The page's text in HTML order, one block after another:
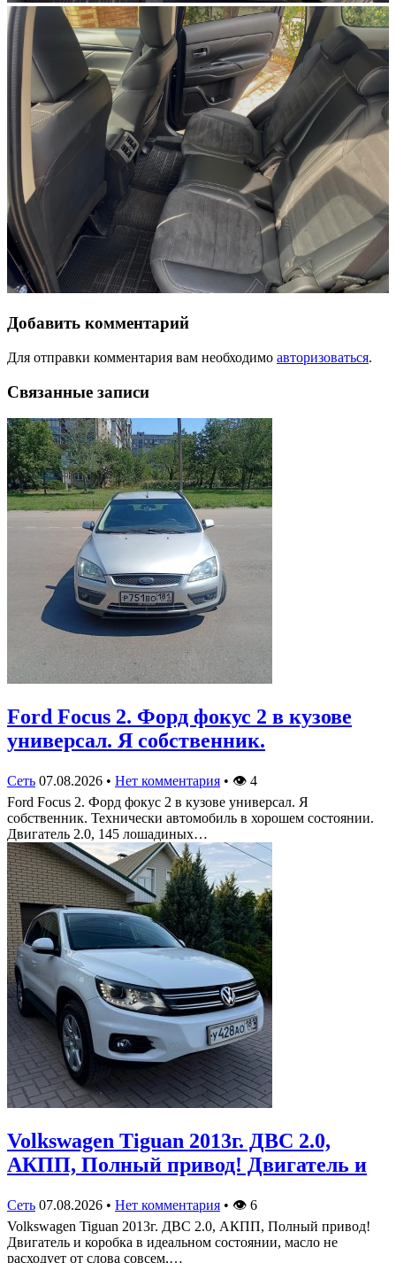
Добавить комментарий
Для отправки комментария вам необходимо авторизоваться.
Связанные записи
Ford Focus 2. Форд фокус 2 в кузове
универсал. Я собственник.
Сеть 07.08.2026 • Нет комментария • 👁 4
Ford Focus 2. Форд фокус 2 в кузове универсал. Я
собственник. Технически автомобиль в хорошем состоянии.
Двигатель 2.0, 145 лошадиных…
Volkswagen Tiguan 2013г. ДВС 2.0,
АКПП, Полный привод! Двигатель и
Сеть 07.08.2026 • Нет комментария • 👁 6
Volkswagen Tiguan 2013г. ДВС 2.0, АКПП, Полный привод!
Двигатель и коробка в идеальном состоянии, масло не
расходует от слова совсем,…